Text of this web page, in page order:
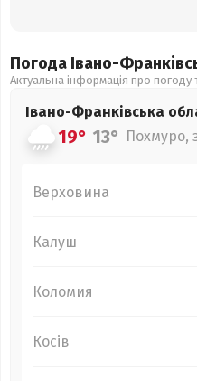
Погода Івано-
Актуальна інформація про погоду
Івано-Франківська
19° 13° Похмуро,
Верховина
Калуш
Коломия
Косів